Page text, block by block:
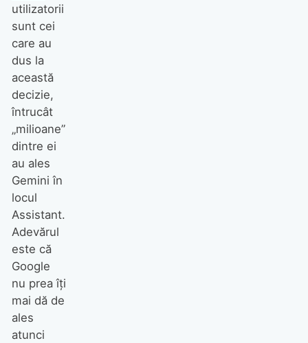
utilizatorii
sunt cei
care au
dus la
această
decizie,
întrucât
„milioane”
dintre ei
au ales
Gemini în
locul
Assistant.
Adevărul
este că
Google
nu prea îți
mai dă de
ales
atunci